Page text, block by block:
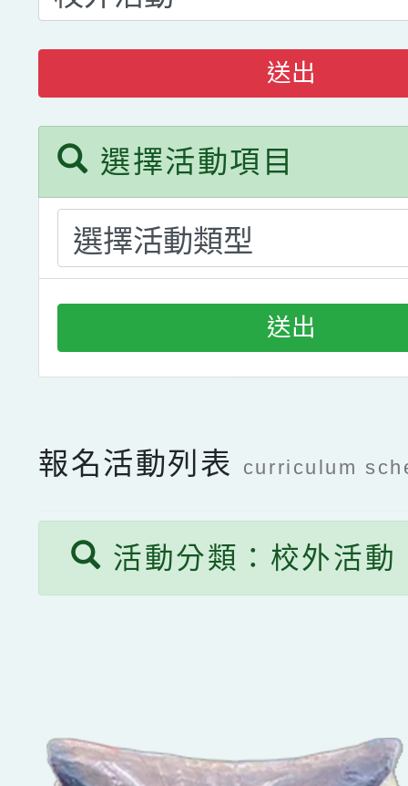
送出
選擇活動項目
送出
報名活動列表 curriculum
活動分類：校外活動